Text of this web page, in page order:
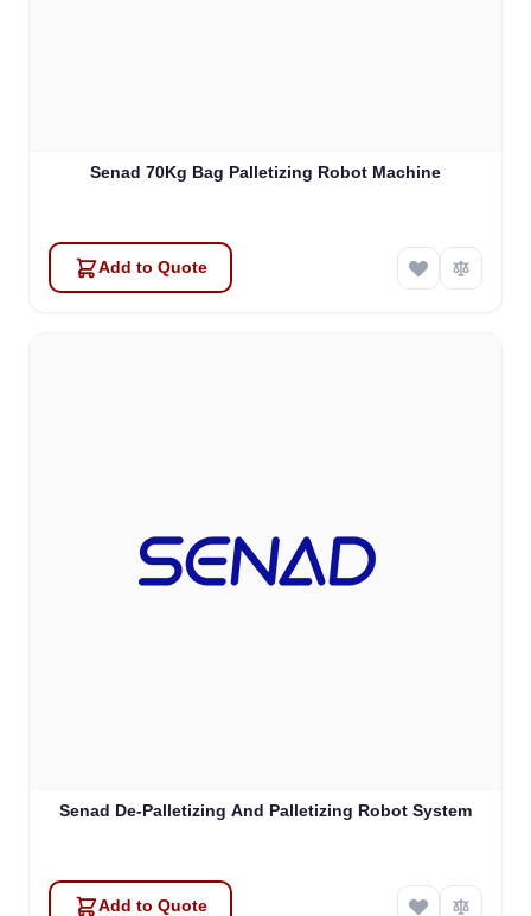
Senad 70Kg Bag Palletizing Robot Machine
Add to Quote
Senad De-Palletizing And Palletizing Robot System
Add to Quote